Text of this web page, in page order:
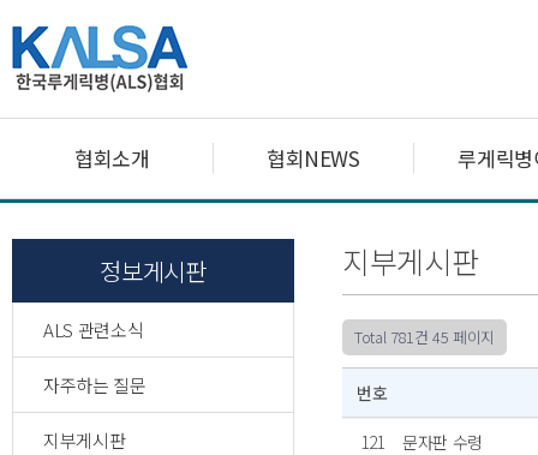
협회소개 협회NEWS 루게릭
정보게시판
ALS 관련소식
자주하는 질문
지부게시판
지부게시판
Total 781건 45 페이지
번호
121
문자판 수령